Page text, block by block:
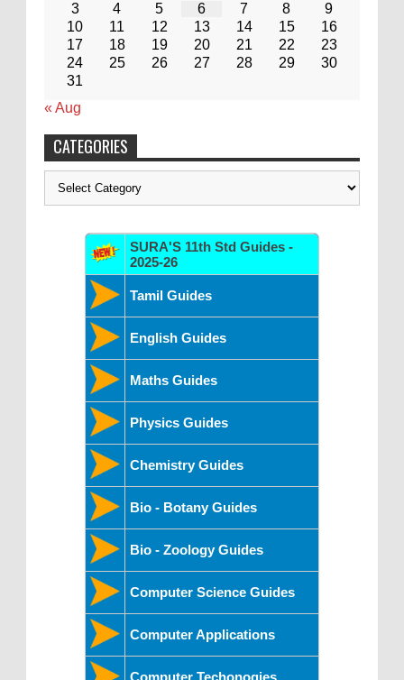
3
4 5 6 7 8
9
10
11 12 13 14 15
16
17
18 19 20 21 22
23
24
25 26 27 28 29
30
31
« Aug
CATEGORIES
Categories
SURA'S 11th Std Guides -
2025-26
Tamil Guides
English Guides
Maths Guides
Physics Guides
Chemistry Guides
Bio - Botany Guides
Bio - Zoology Guides
Computer Science Guides
Computer Applications